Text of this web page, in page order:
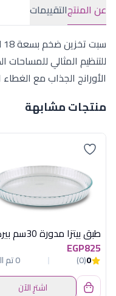
عن المنتجالتقييمات
للتنظيم المثالي للمساحات
الأورانج الجذاب مع الغطاء
منتجات مشابهة
EGP825
0
(0)
0 تم البيع
اشترِ الآن